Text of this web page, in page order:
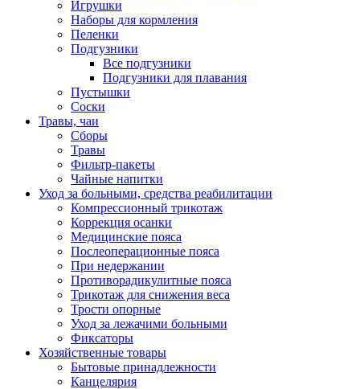
Игрушки
Наборы для кормления
Пеленки
Подгузники
Все подгузники
Подгузники для плавания
Пустышки
Соски
Травы, чаи
Сборы
Травы
Фильтр-пакеты
Чайные напитки
Уход за больными, средства реабилитации
Компрессионный трикотаж
Коррекция осанки
Медицинские пояса
Послеоперационные пояса
При недержании
Противорадикулитные пояса
Трикотаж для снижения веса
Трости опорные
Уход за лежачими больными
Фиксаторы
Хозяйственные товары
Бытовые принадлежности
Канцелярия